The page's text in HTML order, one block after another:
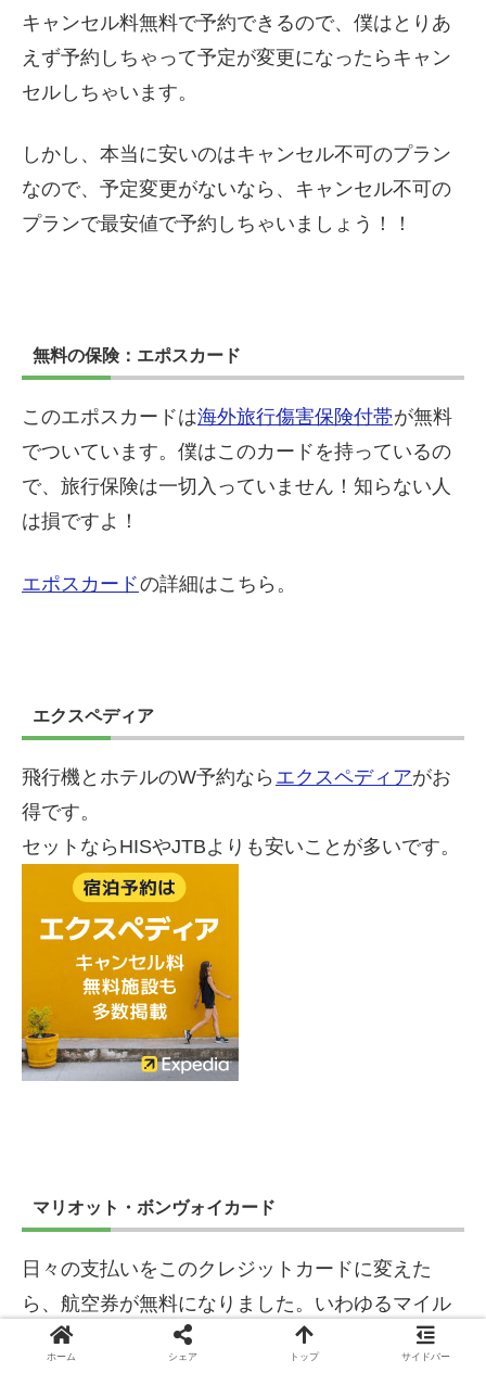
キャンセル料無料で予約できるので、僕はとりあ
えず予約しちゃって予定が変更になったらキャン
セルしちゃいます。
しかし、本当に安いのはキャンセル不可のプラン
なので、予定変更がないなら、キャンセル不可の
プランで最安値で予約しちゃいましょう！！
無料の保険：エポスカード
このエポスカードは海外旅行傷害保険付帯が無料
でついています。僕はこのカードを持っているの
で、旅行保険は一切入っていません！知らない人
は損ですよ！
エポスカードの詳細はこちら。
エクスペディア
飛行機とホテルのW予約なら エクスペディアがお
得です。
セットならHISやJTBよりも安いことが多いです。
マリオット・ボンヴォイカード
日々の支払いをこのクレジットカードに変えた
ら、航空券が無料になりました。いわゆるマイル
で航空券を無料でゲットしちゃうってやつです！
ホーム シェア トップ サイドバー